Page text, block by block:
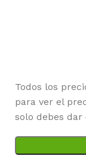
Todos los
para ver el
solo debes